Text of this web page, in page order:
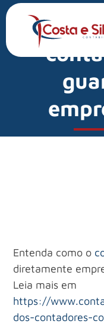
Entenda como o
diretamente
Leia mais em
https://
dos-contadores-